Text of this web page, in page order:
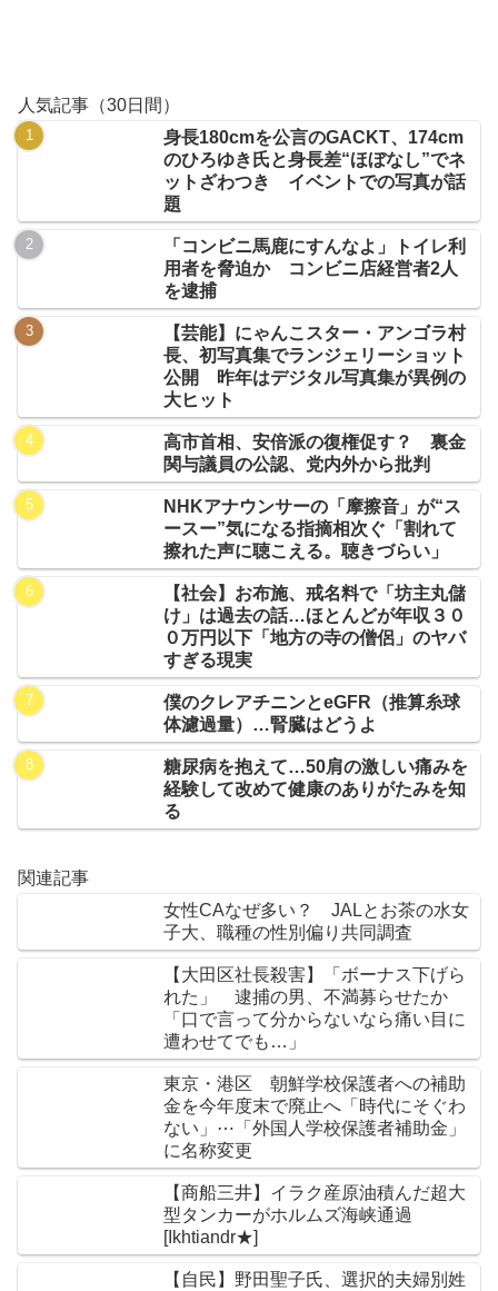
人気記事（30日間）
身長180cmを公言のGACKT、174cm
のひろゆき氏と身長差“ほぼなし”でネ
ットざわつき イベントでの写真が話
題
「コンビニ馬鹿にすんなよ」トイレ利
用者を脅迫か コンビニ店経営者2人
を逮捕
【芸能】にゃんこスター・アンゴラ村
長、初写真集でランジェリーショット
公開 昨年はデジタル写真集が異例の
大ヒット
高市首相、安倍派の復権促す？ 裏金
関与議員の公認、党内外から批判
NHKアナウンサーの「摩擦音」が“ス
ースー”気になる指摘相次ぐ「割れて
擦れた声に聴こえる。聴きづらい」
【社会】お布施、戒名料で「坊主丸儲
け」は過去の話…ほとんどが年収３０
０万円以下「地方の寺の僧侶」のヤバ
すぎる現実
僕のクレアチニンとeGFR（推算糸球
体濾過量）…腎臓はどうよ
糖尿病を抱えて…50肩の激しい痛みを
経験して改めて健康のありがたみを知
る
関連記事
女性CAなぜ多い？ JALとお茶の水女
子大、職種の性別偏り共同調査
【大田区社長殺害】「ボーナス下げら
れた」 逮捕の男、不満募らせたか
「口で言って分からないなら痛い目に
遭わせてでも…」
東京・港区 朝鮮学校保護者への補助
金を今年度末で廃止へ「時代にそぐわ
ない」⋯「外国人学校保護者補助金」
に名称変更
【商船三井】イラク産原油積んだ超大
型タンカーがホルムズ海峡通過
[Ikhtiandr★]
【自民】野田聖子氏、選択的夫婦別姓